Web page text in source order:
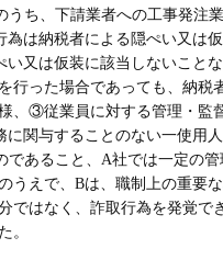
ち、下請業者への工事発注
は納税者による隠ぺい又
又は仮装に該当しないこと
った場合であっても、納
③従業員に対する管理・監
関与することのない一使用
あること、A社では一定の
うえで、Bは、職制上の重
ではなく、詐取行為を発覚
。